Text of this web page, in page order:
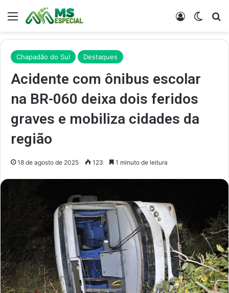
Menu Entrar
Chapadão do Sul Destaques
Acidente com ônibus escolar
na BR-060 deixa dois feridos
graves e mobiliza cidades da
região
18 de agosto de 2025 123 1 minuto de leitura